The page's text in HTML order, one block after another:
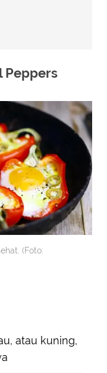
Peppers
(Foto:
atau kuning,